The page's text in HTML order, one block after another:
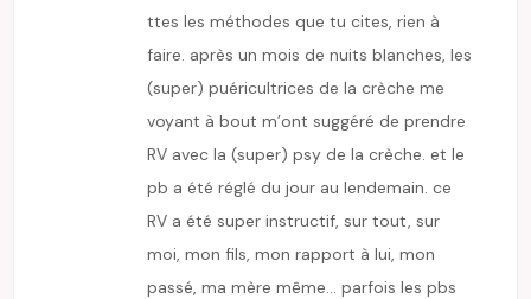
ttes les méthodes que tu cites, rien à
faire. après un mois de nuits blanches, les
(super) puéricultrices de la crèche me
voyant à bout m’ont suggéré de prendre
RV avec la (super) psy de la crèche. et le
pb a été réglé du jour au lendemain. ce
RV a été super instructif, sur tout, sur
moi, mon fils, mon rapport à lui, mon
passé, ma mère même… parfois les pbs